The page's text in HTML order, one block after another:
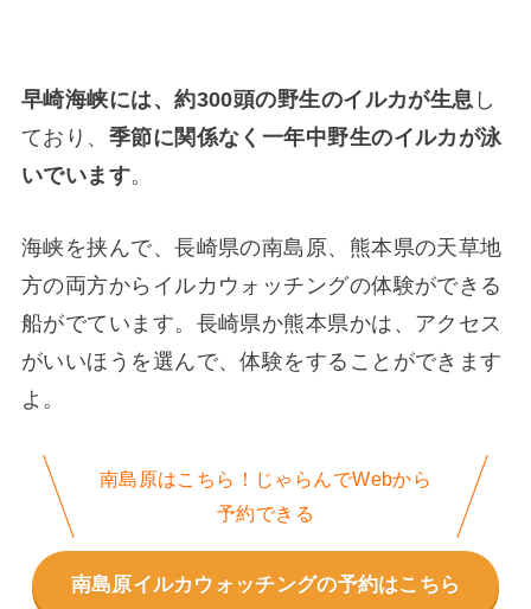
早崎海峡には、約300頭の野生のイルカが生息 し
ており、 季節に関係なく一年中野生のイルカが泳
いでいます。
海峡を挟んで、長崎県の南島原、熊本県の天草地
方の両方からイルカウォッチングの体験ができる
船がでています。長崎県か熊本県かは、アクセス
がいいほうを選んで、体験をすることができます
よ。
南島原はこちら！じゃらんでWebから
予約できる
南島原イルカウォッチングの予約はこちら